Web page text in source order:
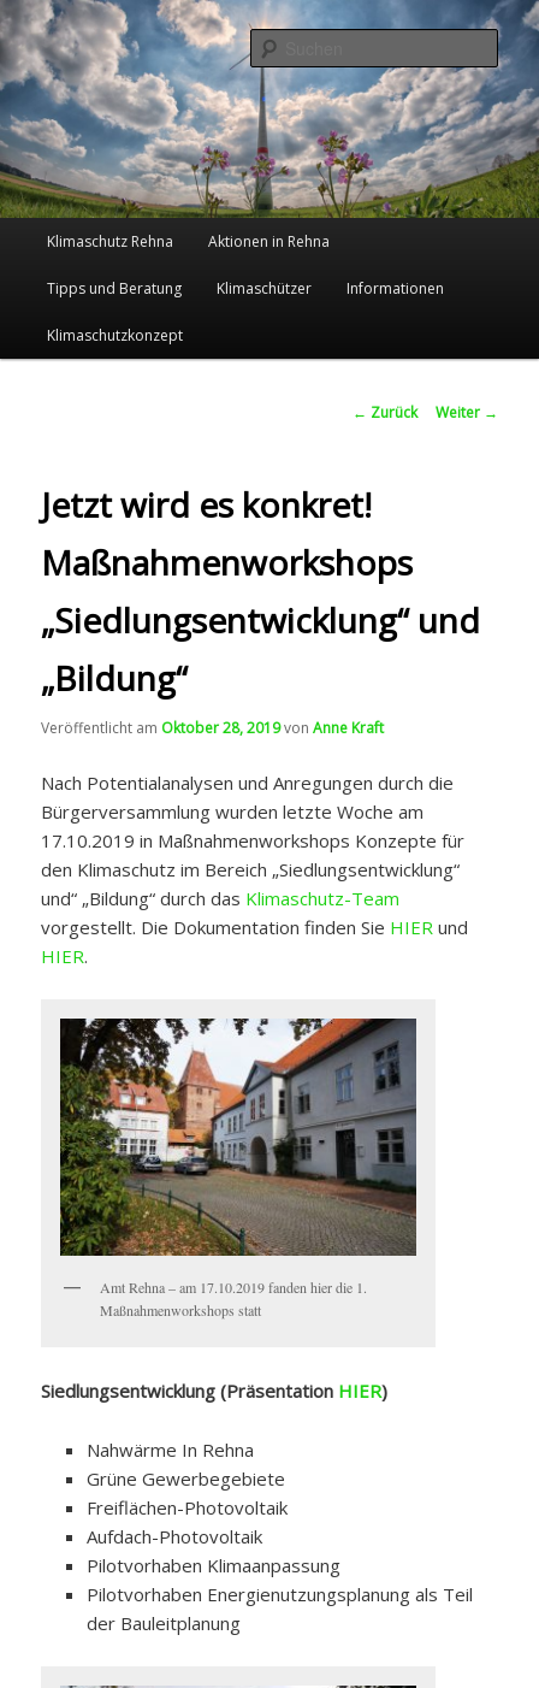
Klimaschutz in der Zukunftsstadt
Rehna
Hauptmenü
Zum
wechseln
Klimaschutz Rehna Aktionen in Rehna
Tipps und Beratung Klimaschützer Informationen
Klimaschutzkonzept
Beitrags-
← Zurück Weiter →
Jetzt wird es konkret!
Maßnahmenworkshops
„Siedlungsentwicklung“ und
„Bildung“
Veröffentlicht am Oktober 28, 2019vonAnne Kraft
Nach Potentialanalysen und Anregungen durch die
Bürgerversammlung wurden letzte Woche am
17.10.2019 in Maßnahmenworkshops Konzepte für
den Klimaschutz im Bereich „Siedlungsentwicklung“
und“ „Bildung“ durch das Klimaschutz-Team
vorgestellt. Die Dokumentation finden Sie HIER und
HIER.
Amt Rehna – am 17.10.2019 fanden hier die 1.
Maßnahmenworkshops statt
Siedlungsentwicklung (Präsentation HIER)
Nahwärme In Rehna
Grüne Gewerbegebiete
Freiflächen-Photovoltaik
Aufdach-Photovoltaik
Pilotvorhaben Klimaanpassung
Pilotvorhaben Energienutzungsplanung als Teil
der Bauleitplanung